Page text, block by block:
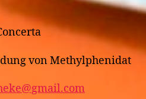
von Methylphenidat